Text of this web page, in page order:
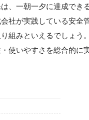
、一朝一夕に達成で
社が実践している安
組みといえるでしょう
使いやすさを総合的に